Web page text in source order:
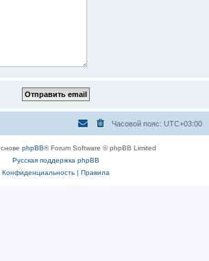
Часовой пояс: UTC+03:00
phpBB® Forum Software © phpBB Limited
Русская поддержка phpBB
Конфиденциальность| Правила